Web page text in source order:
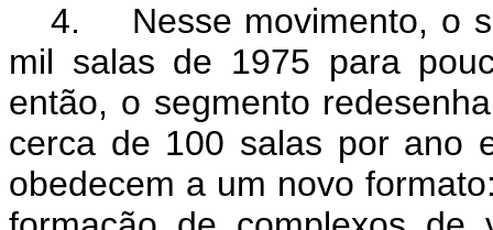
4. Nesse movimento, o
mil salas de 1975 para
então, o segmento
cerca de 100 salas por ano
obedecem a um novo